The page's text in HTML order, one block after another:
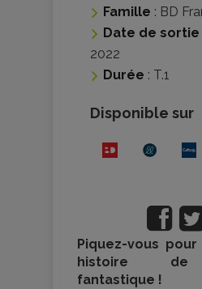
Famille : BD
Date de sortie
2022
Durée : T.1
Disponible sur
Piquez-vous
histoire de
fantastique !